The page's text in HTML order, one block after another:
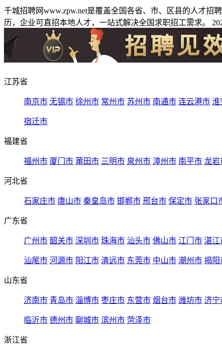
千城招聘网www.zpw.net是覆盖全国各省、市、区县的人才
历，企业可直招本地人才，一站式解决全国求职招工需求。
江苏省
南京市 无锡市 徐州市 常州市 苏州市 南通市 连云港市 淮
宿迁市
福建省
福州市 厦门市 莆田市 三明市 泉州市 漳州市 南平市 龙岩
河北省
石家庄市 唐山市 秦皇岛市 邯郸市 邢台市 保定市 张家口
广东省
广州市 韶关市 深圳市 珠海市 汕头市 佛山市 江门市 湛江
汕尾市 河源市 阳江市 清远市 东莞市 中山市 潮州市 揭阳
山东省
济南市 青岛市 淄博市 枣庄市 东营市 烟台市 潍坊市 济宁
临沂市 德州市 聊城市 滨州市 菏泽市
浙江省